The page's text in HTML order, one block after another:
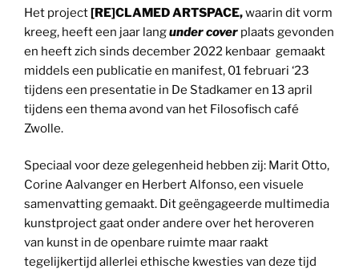
Het project[RE]CLAMED ARTSPACE,waarin dit vorm
kreeg, heeft een jaar langunder cover plaats gevonden
en heeft zich sinds december 2022 kenbaar gemaakt
middels een publicatie en manifest, 01 februari ‘23
tijdens een presentatie in De Stadkamer en 13 april
tijdens een thema avond van het Filosofisch café
Zwolle.
Speciaal voor deze gelegenheid hebben zij: Marit Otto,
Corine Aalvanger en Herbert Alfonso, een visuele
samenvatting gemaakt. Dit geëngageerde multimedia
kunstproject gaat onder andere over het heroveren
van kunst in de openbare ruimte maar raakt
tegelijkertijd allerlei ethische kwesties van deze tijd